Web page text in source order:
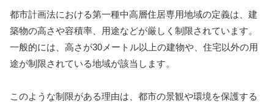
都市計画法における第一種中高層住居専用地域の定義は、建
築物の高さや容積率、用途などが厳しく制限されています。
一般的には、高さが30メートル以上の建物や、住宅以外の用
途が制限されている地域が該当します。
このような制限がある理由は、都市の景観や環境を保護する